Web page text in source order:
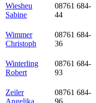
Wiesheu
Sabine
08761 684-
44
Wimmer
Christoph
08761 684-
36
Winterling
Robert
08761 684-
93
Zeiler
Angelika
08761 684-
96